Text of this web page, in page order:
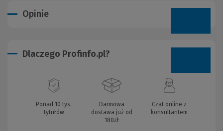
Opinie
Dlaczego Profinfo.pl?
Ponad 10 tys.
tytułów
Darmowa
dostawa już od
180zł
Czat online z
konsultantem